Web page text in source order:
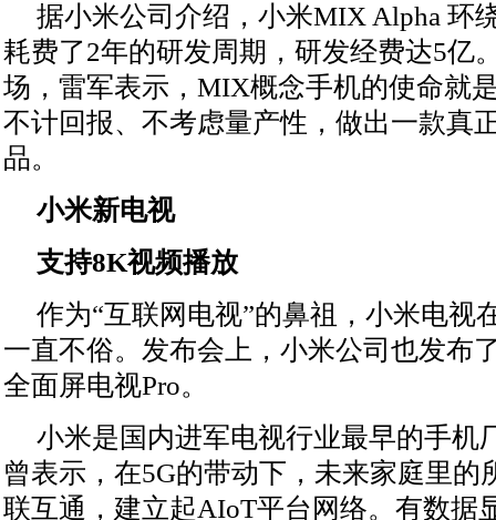
据小米公司介绍，小米MIX Alpha 环
耗费了2年的研发周期，研发经费达5亿
场，雷军表示，MIX概念手机的使命就
不计回报、不考虑量产性，做出一款真
品。
小米新电视
支持8K视频播放
作为“互联网电视”的鼻祖，小米电视
一直不俗。发布会上，小米公司也发布
全面屏电视Pro。
小米是国内进军电视行业最早的手机
曾表示，在5G的带动下，未来家庭里的
联互通，建立起AIoT平台网络。有数据